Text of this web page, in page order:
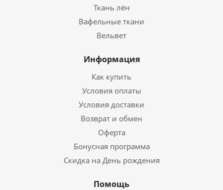
Ткань лён
Вафельные ткани
Вельвет
Информация
Как купить
Условия оплаты
Условия доставки
Возврат и обмен
Оферта
Бонусная программа
Скидка на День рождения
Помощь